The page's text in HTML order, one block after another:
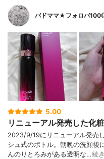
バドママ★フォロバ
5.00
リニューアル発売した化粧
2023/9/19にリニューアル発売
シュ式のボトル。朝晩の洗顔後
んのりとろみがある透明な…続